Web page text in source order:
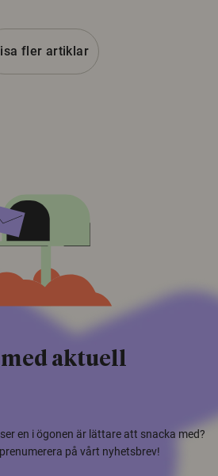
fler artiklar
aktuell
en i ögonen är lättare att snacka med?
på vårt nyhetsbrev!